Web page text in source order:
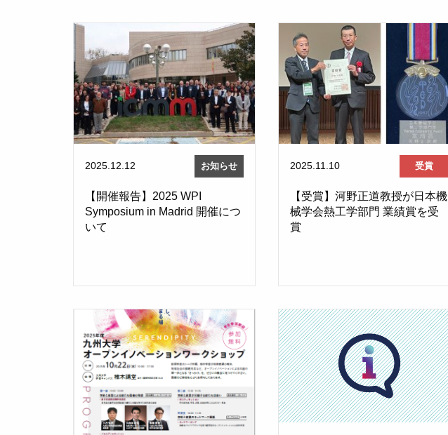
2025.12.12 お知らせ
【開催報告】2025 WPI
Symposium in Madrid 開催につ
いて
2025.11.10 受賞
【受賞】河野正道教授が日本機
械学会熱工学部門 業績賞を受
賞